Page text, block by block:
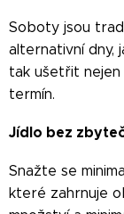
Soboty jsou
alternativní dny,
tak ušetřit nejen
termín.
Jídlo bez
Snažte se
které zahrnuje